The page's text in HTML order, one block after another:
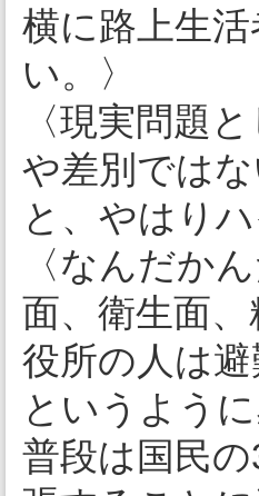
横に路上生
い。〉
〈現実問題
や差別では
と、やはり
〈なんだか
面、衛生面
役所の人は
というよう
普段は国民